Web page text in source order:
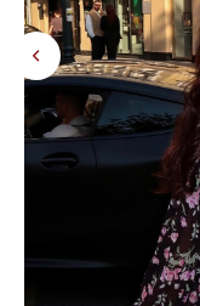
© MIAMOR.STORE / 2026